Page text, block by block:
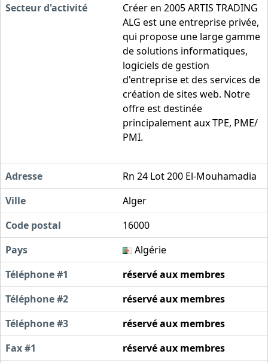
Secteur d'activité
Créer en 2005 ARTIS TRADING
ALG est une entreprise privée,
qui propose une large gamme
de solutions informatiques,
logiciels de gestion
d'entreprise et des services de
création de sites web. Notre
offre est destinée
principalement aux TPE, PME/
PMI.
Adresse
Rn 24 Lot 200 El-Mouhamadia
Ville
Alger
Code postal
16000
Pays
Algérie
Téléphone #1
réservé aux membres
Téléphone #2
réservé aux membres
Téléphone #3
réservé aux membres
Fax #1
réservé aux membres